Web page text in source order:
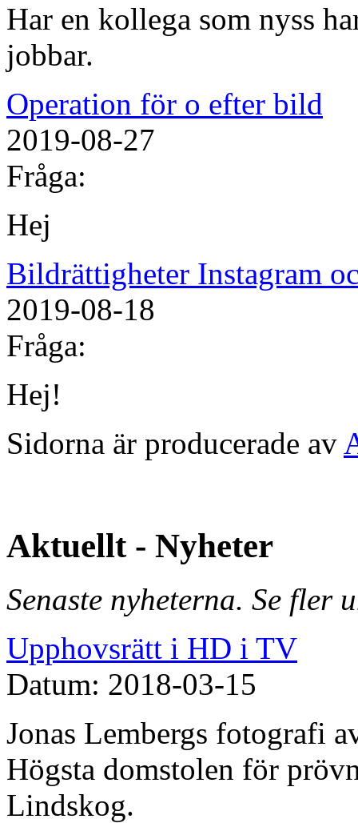
Har en kollega som nyss
jobbar.
Operation för o efter bild
2019-08-27
Fråga:
Hej
Bildrättigheter Instagram
2019-08-18
Fråga:
Hej!
Sidorna är producerade av
Aktuellt - Nyheter
Senaste nyheterna. Se
Upphovsrätt i HD i TV
Datum: 2018-03-15
Jonas Lembergs fotografi
Högsta domstolen för
Lindskog.